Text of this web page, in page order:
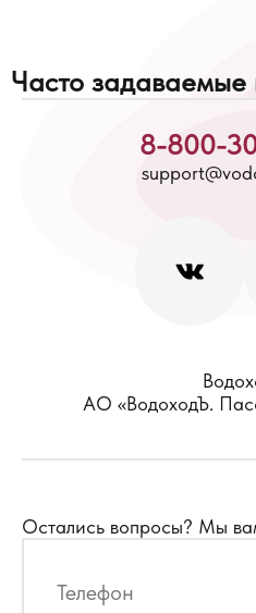
Часто задаваемые
8-800-
АО «ВодоходЪ.
Остались вопросы? Мы